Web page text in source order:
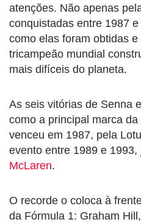
atenções. Não apenas
conquistadas entre 1987
como elas foram obtidas
tricampeão mundial
mais difíceis do planeta.
As seis vitórias de Senna
como a principal marca
venceu em 1987, pela
evento entre 1989 e
McLaren.
O recorde o coloca à
da Fórmula 1: Graham